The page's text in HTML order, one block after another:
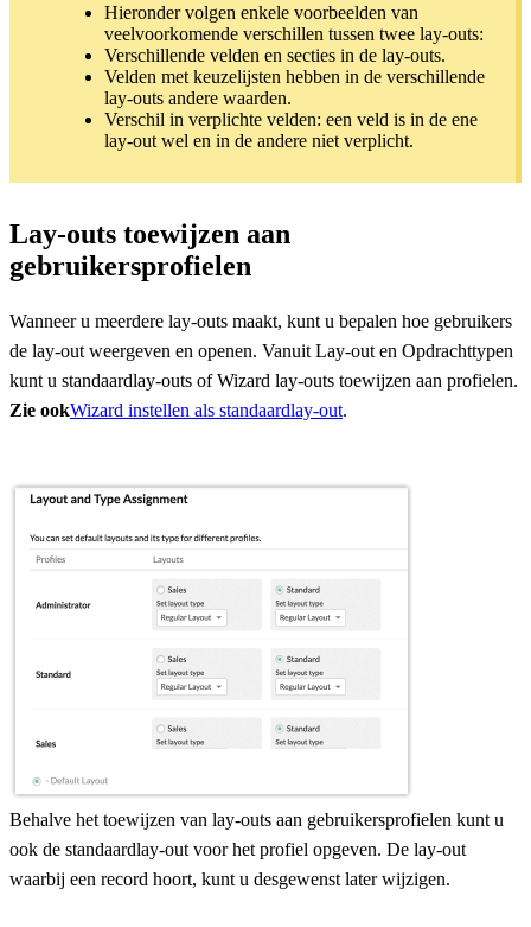
Hieronder volgen enkele voorbeelden van
veelvoorkomende verschillen tussen twee lay-outs:
Verschillende velden en secties in de lay-outs.
Velden met keuzelijsten hebben in de verschillende
lay-outs andere waarden.
Verschil in verplichte velden: een veld is in de ene
lay-out wel en in de andere niet verplicht.
Lay-outs toewijzen aan
gebruikersprofielen
Wanneer u meerdere lay-outs maakt, kunt u bepalen hoe gebruikers
de lay-out weergeven en openen. Vanuit Lay-out en Opdrachttypen
kunt u standaardlay-outs of Wizard lay-outs toewijzen aan profielen.
Zie ookWizard instellen als standaardlay-out.
Behalve het toewijzen van lay-outs aan gebruikersprofielen kunt u
ook de standaardlay-out voor het profiel opgeven. De lay-out
waarbij een record hoort, kunt u desgewenst later wijzigen.